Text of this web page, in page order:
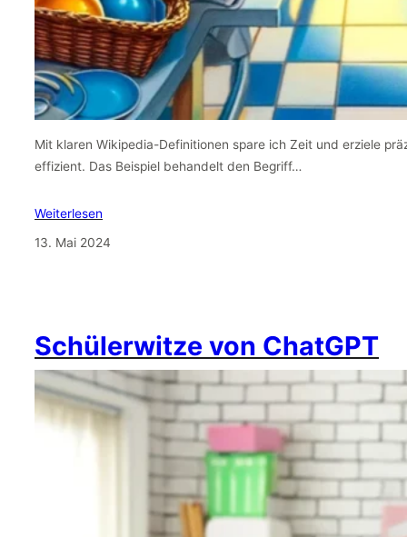
Mit klaren Wikipedia-Definitionen spare ich Zeit und erziele
effizient. Das Beispiel behandelt den Begriff…
Weiterlesen
13. Mai 2024
Schülerwitze von ChatGPT